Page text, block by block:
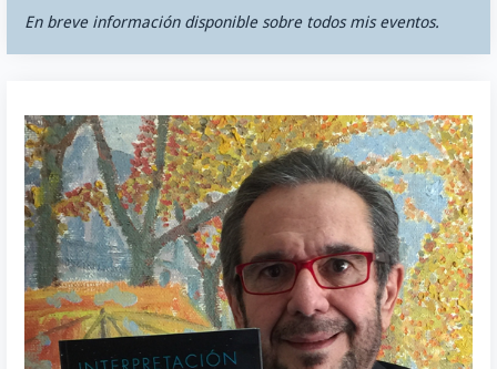
En breve información disponible sobre todos mis eventos.